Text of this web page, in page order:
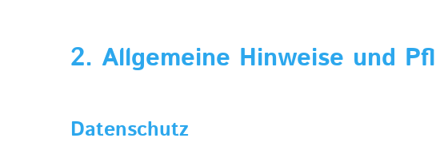
2. Allgemeine Hinweise und
Datenschutz